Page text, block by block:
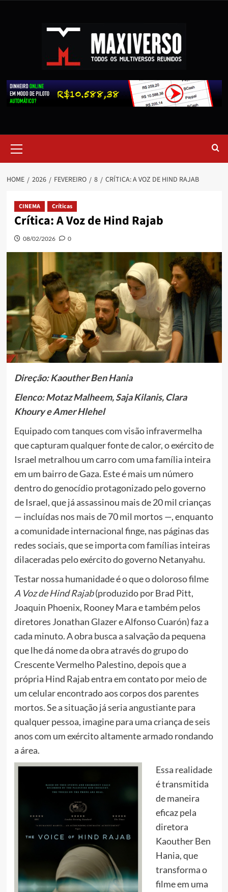
HOME 2026 FEVEREIRO 8 CRÍTICA: A VOZ DE HIND RAJAB
CINEMA Críticas
Crítica: A Voz de Hind Rajab
08/02/2026 0
Direção: Kaouther Ben Hania
Elenco: Motaz Malheem, Saja Kilanis, Clara
Khoury e Amer Hlehel
Equipado com tanques com visão infravermelha
que capturam qualquer fonte de calor, o exército de
Israel metralhou um carro com uma família inteira
em um bairro de Gaza. Este é mais um número
dentro do genocídio protagonizado pelo governo
de Israel, que já assassinou mais de 20 mil crianças
— incluídas nos mais de 70 mil mortos —, enquanto
a comunidade internacional finge, nas páginas das
redes sociais, que se importa com famílias inteiras
dilaceradas pelo exército do governo Netanyahu.
Testar nossa humanidade é o que o doloroso filme
A Voz de Hind Rajab(produzido por Brad Pitt,
Joaquin Phoenix, Rooney Mara e também pelos
diretores Jonathan Glazer e Alfonso Cuarón) faz a
cada minuto. A obra busca a salvação da pequena
que lhe dá nome da obra através do grupo do
Crescente Vermelho Palestino, depois que a
própria Hind Rajab entra em contato por meio de
um celular encontrado aos corpos dos parentes
mortos. Se a situação já seria angustiante para
qualquer pessoa, imagine para uma criança de seis
anos com um exército altamente armado rondando
a área.
Essa realidade
é transmitida
de maneira
eficaz pela
diretora
Kaouther Ben
Hania, que
transforma o
filme em uma